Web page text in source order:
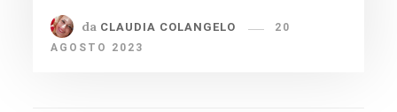
da CLAUDIA COLANGELO
20
AGOSTO 2023